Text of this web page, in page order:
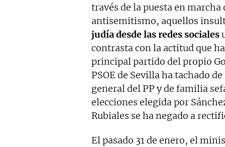
través de la puesta en marcha
antisemitismo, aquellos
judía desde las redes sociales
contrasta con la actitud que
principal partido del propio
PSOE de Sevilla ha tachado de
general del PP y de familia
elecciones elegida por
Rubiales se ha negado a
El pasado 31 de enero, el